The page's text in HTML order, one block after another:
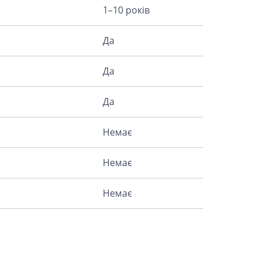
1–10 років
Да
Да
Да
Немає
Немає
Немає